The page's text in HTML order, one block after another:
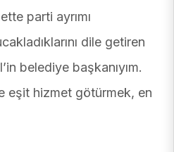
parti ayrımı
dile getiren
belediye başkanıyım.
eşit hizmet götürmek, en